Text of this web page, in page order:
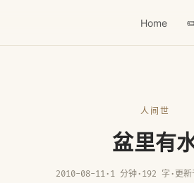
Home
人间世
盆里有
2010-08-11· 1 分钟· 192 字 · 更